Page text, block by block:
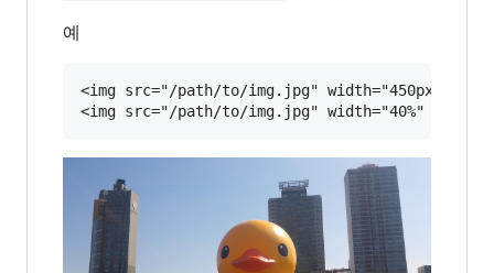
예
<img src="/path/to/img.jpg" width="450px"